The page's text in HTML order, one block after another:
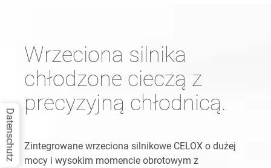
Wrzeciona silnika
chłodzone cieczą z
precyzyjną chłodnicą.
Zintegrowane wrzeciona silnikowe CELOX o dużej
mocy i wysokim momencie obrotowym z
Datenschutz